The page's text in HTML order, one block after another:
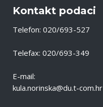
Kontakt podaci
Telefon: 020/693-527
Telefax: 020/693-349
E-mail:
kula.norinska@du.t-com.hr